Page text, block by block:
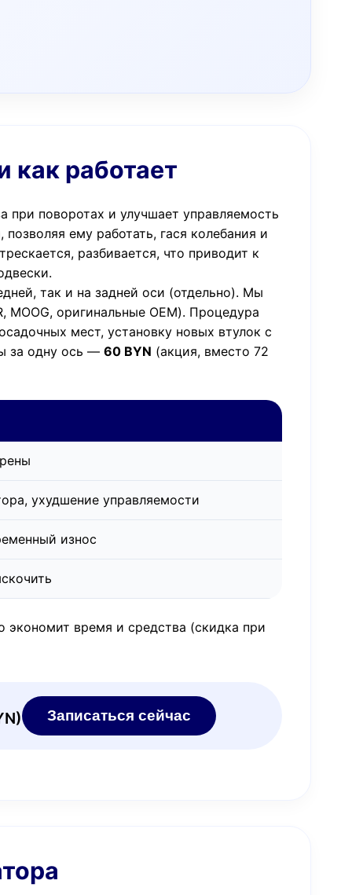
как работает
при поворотах и улучшает управляемость
ему работать, гася колебания и
разбивается, что приводит к
так и на задней оси (отдельно). Мы
MOOG, оригинальные OEM). Процедура
мест, установку новых втулок с
за одну ось — 60 BYN (акция, вместо 72
ухудшение управляемости
износ
экономит время и средства (скидка при
Записаться сейчас